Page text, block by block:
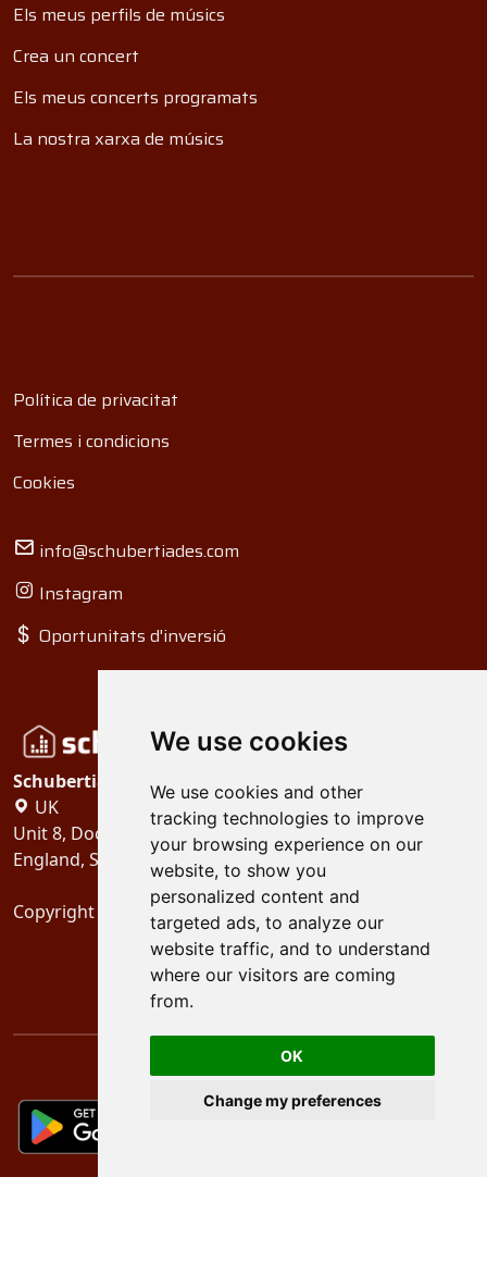
We use cookies
We use cookies and other
tracking technologies to improve
your browsing experience on our
website, to show you
personalized content and
targeted ads, to analyze our
website traffic, and to understand
where our visitors are coming
from.
OK
Change my preferences
Els meus perfils de músics
Crea un concert
Els meus concerts programats
La nostra xarxa de músics
Política de privacitat
Termes i condicions
Cookies
info@schubertiades.com
Instagram
Oportunitats d'inversió
Schubertiades, Ltd.
UK
Unit 8, Dock Offices, Surrey Quays Road, London
England, SE16 2XU
Copyright 2024 Schubertiades, Ltd.